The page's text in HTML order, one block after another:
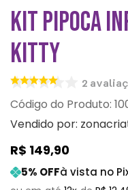
KIT PIPOCA
KITTY
2
:
Vendido por:
R$ 149,90
5% OFFà vista no